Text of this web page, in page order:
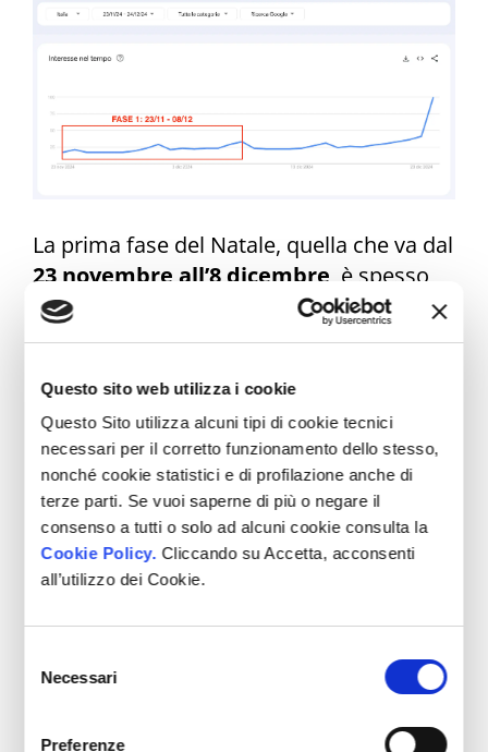
Questo sito web utilizza i cookie
Questo Sito utilizza alcuni tipi di cookie tecnici
necessari per il corretto funzionamento dello stesso,
nonché cookie statistici e di profilazione anche di
terze parti. Se vuoi saperne di più o negare il
consenso a tutti o solo ad alcuni cookie consulta la
Cookie Policy. Cliccando su Accetta, acconsenti
all’utilizzo dei Cookie.
delNecessari
Preferenze
La prima fase del Natale, quella che va dal
23 novembre all’8 dicembre , è spesso
vista come un periodo “di preparazione”.
arrivare le prime vendite, soprattutto dai
clienti più organizzati e da chi vuole
evitare il panico dell’ultima settimana.
Ma è altrettanto vero che ilvero picco di
acquisto non è ancora iniziato:
esploderà subito dopo l’8 dicembre.
semplice “awareness” è un errore.
È una combinazione precisa di